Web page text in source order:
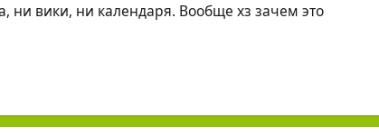
ни вики, ни календаря. Вообще хз зачем это